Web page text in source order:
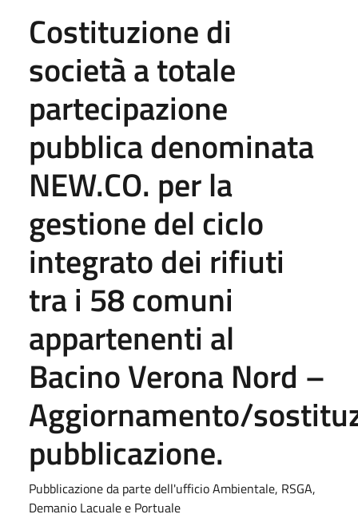
Costituzione di
società a totale
partecipazione
pubblica denominata
NEW.CO. per la
gestione del ciclo
integrato dei rifiuti
tra i 58 comuni
appartenenti al
Bacino Verona Nord –
Aggiornamento/
pubblicazione.
Pubblicazione da parte dell'ufficio Ambientale, RSGA,
Demanio Lacuale e Portuale